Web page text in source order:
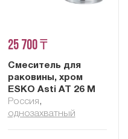
25 700 ₸
Смеситель для
раковины, хром
ESKO Asti AT 26 M
Россия ,
однозахватный